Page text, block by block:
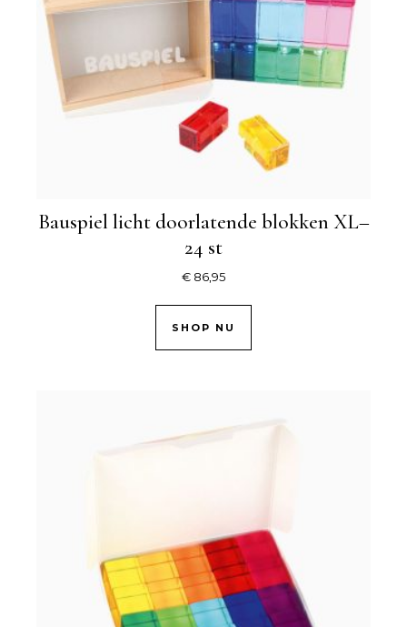
Bauspiel licht doorlatende blokken XL–
24 st
€ 86,95
SHOP NU